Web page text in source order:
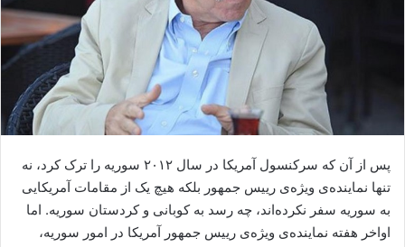
ل
پس از آن که سرکنسول آمریکا در سال ٢٠١٢ سوریە را ترک کرد، نە
تنها نمایندەی ویژەی رییس جمهور بلکە هیچ یک از مقامات آمریکایی
بە سوریە سفر نکردەاند، چە رسد بە کوبانی و کردستان سوریه. اما
اواخر هفتە نمایندەی ویژەی رییس جمهور آمریکا در امور سوریە،